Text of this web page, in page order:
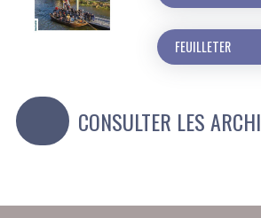
FEUILLETER
CONSULTER LES